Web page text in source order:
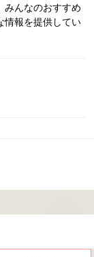
みんなのおすすめ
情報を提供してい